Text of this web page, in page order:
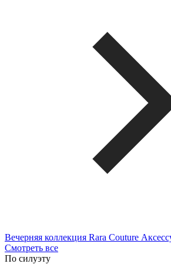
Вечерняя коллекция Rara Couture
Смотреть все
По силуэту